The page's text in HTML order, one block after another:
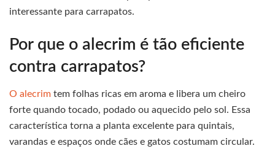
interessante para carrapatos.
Por que o alecrim é tão eficiente
contra carrapatos?
O alecrim tem folhas ricas em aroma e libera um cheiro
forte quando tocado, podado ou aquecido pelo sol. Essa
característica torna a planta excelente para quintais,
varandas e espaços onde cães e gatos costumam circular.